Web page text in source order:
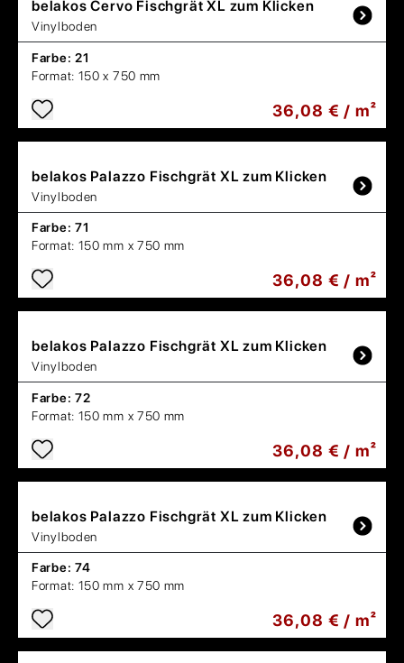
belakosCervo Fischgrät XL zum Klicken
Vinylboden
Farbe: 21
Format: 150 x 750 mm
36,08 € / m²
belakos Palazzo Fischgrät XL zum Klicken
Vinylboden
Farbe: 71
Format: 150 mm x 750 mm
36,08 € / m²
belakos Palazzo Fischgrät XL zum Klicken
Vinylboden
Farbe: 72
Format: 150 mm x 750 mm
36,08 € / m²
belakos Palazzo Fischgrät XL zum Klicken
Vinylboden
Farbe: 74
Format: 150 mm x 750 mm
36,08 € / m²